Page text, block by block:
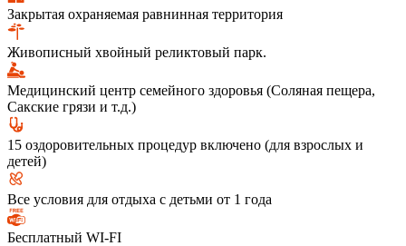
Закрытая охраняемая равнинная территория
Живописный хвойный реликтовый парк.
Медицинский центр семейного здоровья (Соляная пещера,
Сакские грязи и т.д.)
15 оздоровительных процедур включено (для взрослых и
детей)
Все условия для отдыха с детьми от 1 года
Бесплатный WI-FI